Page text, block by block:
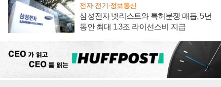
전자·전기·정보통신
삼성전자 넷리스트와 특허분쟁 매듭, 5년
동안 최대 1.3조 라이선스비 지급